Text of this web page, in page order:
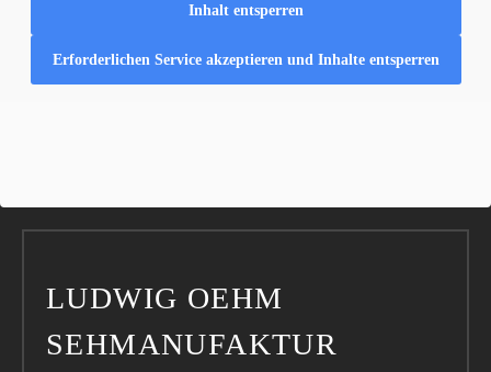
LUDWIG OEHM
SEHMANUFAKTUR
Inhalt entsperren
Erforderlichen Service akzeptieren und Inhalte entsperren